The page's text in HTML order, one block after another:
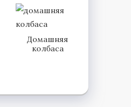
Домашняя
колбаса